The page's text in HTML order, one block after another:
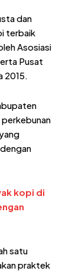
dan
terbaik
Asosiasi
Pusat
2015.
perkebunan
kopi di
satu
praktek